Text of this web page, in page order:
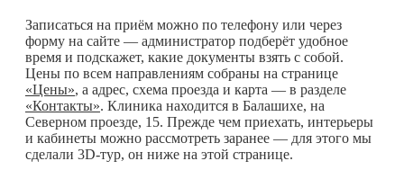
Записаться на приём можно по телефону или через
форму на сайте — администратор подберёт удобное
время и подскажет, какие документы взять с собой.
Цены по всем направлениям собраны на странице
«Цены», а адрес, схема проезда и карта — в разделе
«Контакты». Клиника находится в Балашихе, на
Северном проезде, 15. Прежде чем приехать, интерьеры
и кабинеты можно рассмотреть заранее — для этого мы
сделали 3D-тур, он ниже на этой странице.